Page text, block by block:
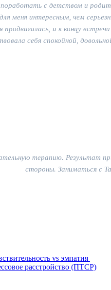
с детством и
для меня интересным, чем
и к концу
себя спокойной,
терапию. Результат
стороны. Заниматься с
vs эмпатия
расстройство (ПТСР)